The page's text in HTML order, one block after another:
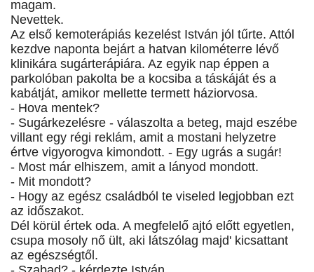
magam.
Nevettek.
Az első kemoterápiás kezelést István jól tűrte. Attól
kezdve naponta bejárt a hatvan kilométerre lévő
klinikára sugárterápiára. Az egyik nap éppen a
parkolóban pakolta be a kocsiba a táskáját és a
kabátját, amikor mellette termett háziorvosa.
- Hova mentek?
- Sugárkezelésre - válaszolta a beteg, majd eszébe
villant egy régi reklám, amit a mostani helyzetre
értve vigyorogva kimondott. - Egy ugrás a sugár!
- Most már elhiszem, amit a lányod mondott.
- Mit mondott?
- Hogy az egész családból te viseled legjobban ezt
az időszakot.
Dél körül értek oda. A megfelelő ajtó előtt egyetlen,
csupa mosoly nő ült, aki látszólag majd' kicsattant
az egészségtől.